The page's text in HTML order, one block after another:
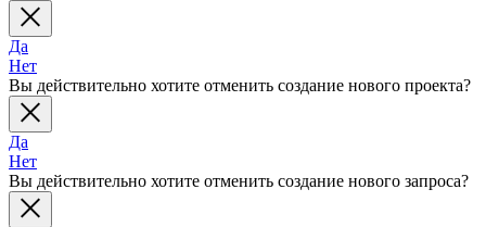
Да
Нет
Вы действительно хотите отменить создание нового проекта?
Да
Нет
Вы действительно хотите отменить создание нового запроса?